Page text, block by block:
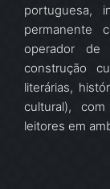
portuguesa,
permanente
operador
construção
literárias,
cultural),
leitores em